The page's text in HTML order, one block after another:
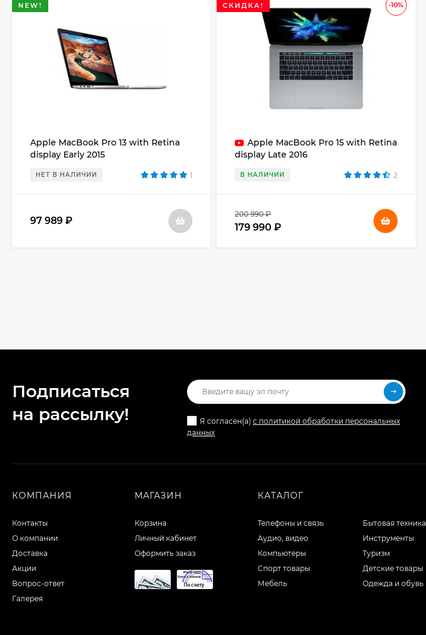
NEW!
Apple MacBook Pro 13 with Retina
display Early 2015
НЕТ В НАЛИЧИИ 1
97 989 ₽
-10%
СКИДКА!
Apple MacBook Pro 15 with Retina
display Late 2016
В НАЛИЧИИ 2
200 990 ₽
179 990 ₽
Подписаться
на рассылкy!
Я согласен(a) с политикой обработки персональных
данных
КОМПАНИЯ
Контакты
О компании
Доставка
Акции
Вопрос-ответ
Галерея
МАГАЗИН
Корзина
Личный кабинет
Оформить заказ
КАТАЛОГ
Телефоны и связь
Аудио, видео
Компьютеры
Спорт товары
Мебель
Бытовая техника
Инструменты
Туризм
Детские товары
Одежда и обувь